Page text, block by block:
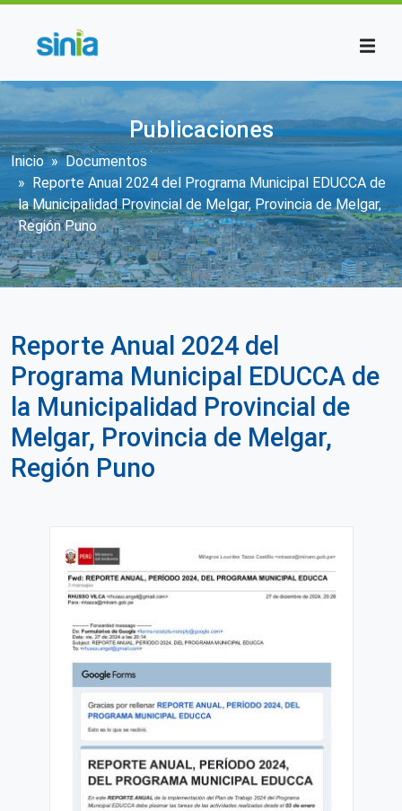
Publicaciones
Sobrescribir enlaces de ayuda a la
Inicio
Documentos
Reporte Anual 2024 del Programa Municipal EDUCCA de
la Municipalidad Provincial de Melgar, Provincia de Melgar,
Región Puno
Reporte Anual 2024 del
Programa Municipal EDUCCA de
la Municipalidad Provincial de
Melgar, Provincia de Melgar,
Región Puno